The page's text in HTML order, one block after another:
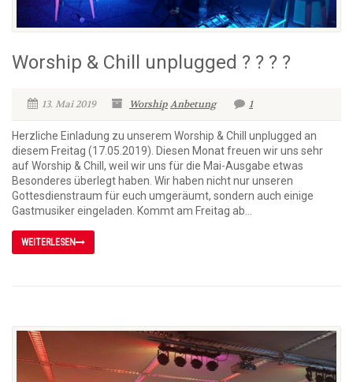
Worship & Chill unplugged ? ? ? ?
13. Mai 2019 WorshipAnbetung 1
Herzliche Einladung zu unserem Worship & Chill unplugged an
diesem Freitag (17.05.2019). Diesen Monat freuen wir uns sehr
auf Worship & Chill, weil wir uns für die Mai-Ausgabe etwas
Besonderes überlegt haben. Wir haben nicht nur unseren
Gottesdienstraum für euch umgeräumt, sondern auch einige
Gastmusiker eingeladen. Kommt am Freitag ab...
WEITERLESEN